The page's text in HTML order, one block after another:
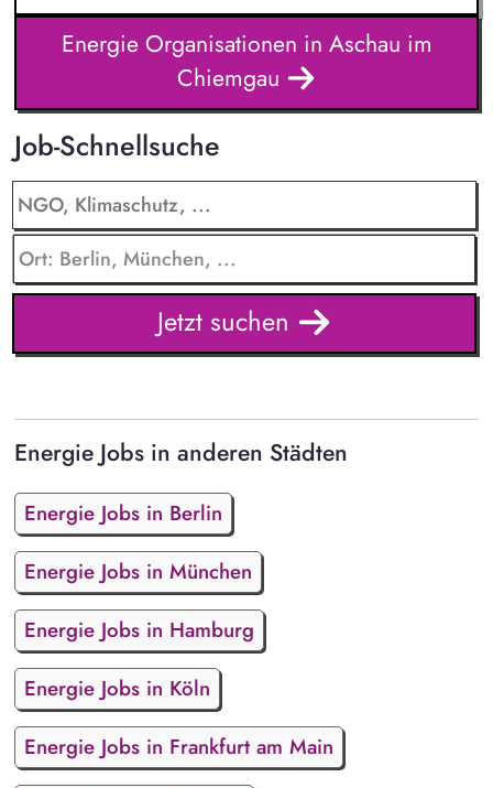
Energie Organisationen in Aschau im
Chiemgau
Job-Schnellsuche
Jetzt suchen
Energie Jobs in anderen Städten
Energie Jobs in Berlin
Energie Jobs in München
Energie Jobs in Hamburg
Energie Jobs in Köln
Energie Jobs in Frankfurt am Main